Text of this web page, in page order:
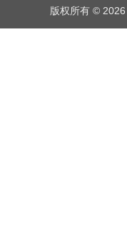
版权所有 ©